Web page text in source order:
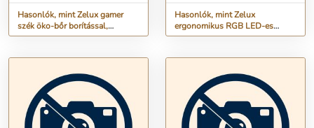
Hasonlók, mint Zelux gamer
szék öko-bőr borítással,
lábtartóval, karfáfal fekete-piros
Hasonlók, mint Zelux
ergonomikus RGB LED-es
gamer szék magas háttámlával,
lábakkal